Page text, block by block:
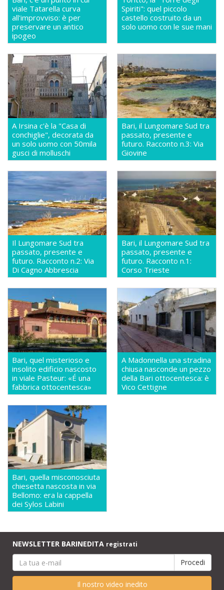
viale Tatarella curva
all'improvviso: è per
preservare un antico
ipogeo
Spiriti": quel piccolo
castello costruito da un
solo uomo con le sue mani
A Irsina c'è la "Casa di
conchiglie", decorata da
un solo uomo con 50mila
gusci di molluschi
Bari, il Lungomare Sud tra
passato, presente e
futuro. Racconto n.3: Via
Giovine
Il Lungomare Sud tra
passato, presente e
futuro. Racconto n.2: Via
Di Cagno Abbrescia
Bari, il Lungomare Sud tra
passato, presente e
futuro. Racconto n.1:
Corso Trieste
Bari, quel misterioso e
insolito edificio nascosto
in viale Pasteur: «É una
fabbrica ottocentesca»
A Madonnella una stradina
chiusa nasconde un pezzo
della Bari ottocentesca: è
Vico Cettigne
Bari, quella misconosciuta
chiesetta nascosta in via
Bellomo: era la cappella
dei Sylos Labini
NEWSLETTER BARINEDITA registrati
Il nostro video inedito